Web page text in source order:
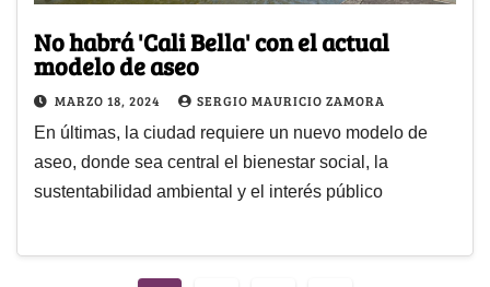
No habrá 'Cali Bella' con el actual
modelo de aseo
MARZO 18, 2024 SERGIO MAURICIO ZAMORA
En últimas, la ciudad requiere un nuevo modelo de
aseo, donde sea central el bienestar social, la
sustentabilidad ambiental y el interés público